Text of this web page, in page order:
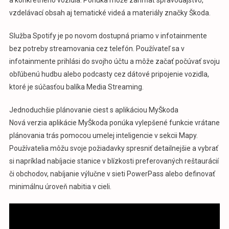
vzdelávací obsah aj tematické videá a materiály značky Škoda.
Služba Spotify je po novom dostupná priamo v infotainmente
bez potreby streamovania cez telefón. Používateľ sa v
infotainmente prihlási do svojho účtu a môže začať počúvať svoju
obľúbenú hudbu alebo podcasty cez dátové pripojenie vozidla,
ktoré je súčasťou balíka Media Streaming.
Jednoduchšie plánovanie ciest s aplikáciou MyŠkoda
Nová verzia aplikácie MyŠkoda ponúka vylepšené funkcie vrátane
plánovania trás pomocou umelej inteligencie v sekcii Mapy.
Používatelia môžu svoje požiadavky spresniť detailnejšie a vybrať
si napríklad nabíjacie stanice v blízkosti preferovaných reštaurácií
či obchodov, nabíjanie výlučne v sieti PowerPass alebo definovať
minimálnu úroveň nabitia v cieli.